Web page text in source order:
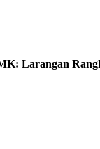
Larangan